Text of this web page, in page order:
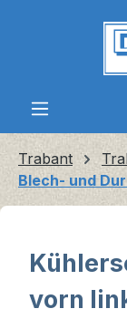
Zum Hauptinhalt
Trabant
Blech- und
vorn